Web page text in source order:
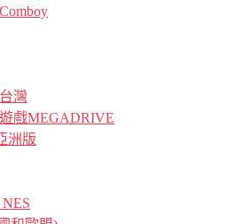
灣
戲MEGADRIVE
洲版